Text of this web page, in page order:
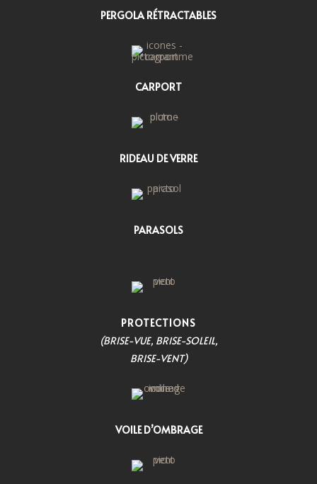
PERGOLA RÉTRACTABLES
CARPORT
RIDEAU DE VERRE
PARASOLS
PROTECTIONS
(BRISE-VUE, BRISE-SOLEIL,
BRISE-VENT)
VOILE D’OMBRAGE